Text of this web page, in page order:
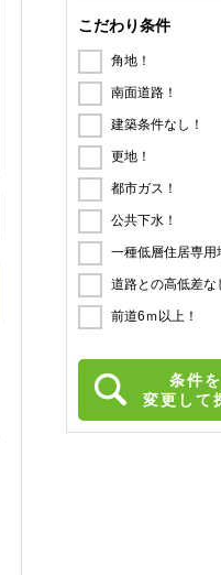
こだわり条件
角地！
南面道路！
建築条件なし！
更地！
都市ガス！
公共下水！
一種低層住居専用
道路との高低差な
前道6ｍ以上！
条件を
変更して